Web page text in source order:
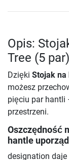
Opis:
Tree (5 par)
Dzięki Stojak na
możesz
pięciu par hantli
przestrzeni.
Oszczędność
hantle
designation